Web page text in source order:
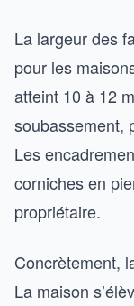
La largeur des
pour les
atteint 10 à 12
soubassement,
Les
corniches en
propriétaire.
Concrètement,
La maison